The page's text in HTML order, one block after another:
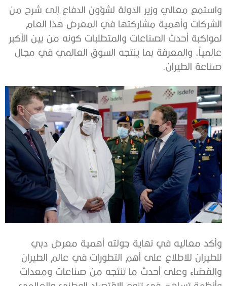
واستمع معالي وزير الدولة لشؤون الدفاع إلى شرح من
الشركات وأهمية مشاركتها في المعرض هذا العام
لمواكبة أحدث الصناعات والمتطلبات كونه من بين الأكبر
عالمياً، والمعرفة بما ينتجه السوق العالمي في مجال
صناعة الطيران.
وأكد معاليه في نهاية جولته أهمية معرض دبي
للطيران للاطلاع على أهم التطورات في عالم الطيران
والفضاء وعلى أحدث ما تنتجه من صناعات ومعدات